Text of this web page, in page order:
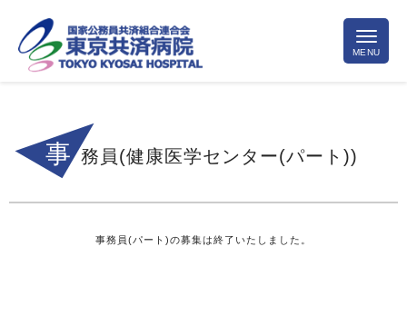
事 務員(健康医学センター(パート))
事務員(パート)の募集は終了いたしました。